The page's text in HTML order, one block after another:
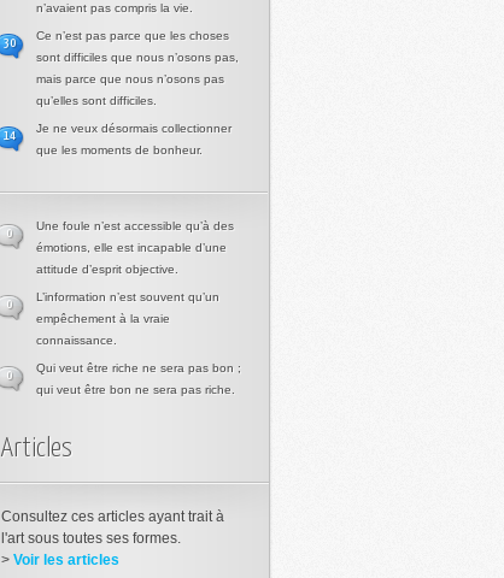
n’avaient pas compris la vie.
Ce n’est pas parce que les choses
sont difficiles que nous n’osons pas,
mais parce que nous n’osons pas
qu’elles sont difficiles.
30
Je ne veux désormais collectionner
que les moments de bonheur.
14
Une foule n’est accessible qu’à des
émotions, elle est incapable d’une
attitude d’esprit objective.
0
L’information n’est souvent qu’un
empêchement à la vraie
connaissance.
0
Qui veut être riche ne sera pas bon ;
qui veut être bon ne sera pas riche.
0
Articles
Consultez ces articles ayant trait à
l'art sous toutes ses formes.
> Voir les articles